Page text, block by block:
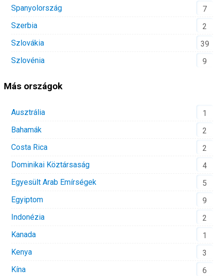
Spanyolország
7
Szerbia
2
Szlovákia
39
Szlovénia
9
Más országok
Ausztrália
1
Bahamák
2
Costa Rica
2
Dominikai Köztársaság
4
Egyesült Arab Emírségek
5
Egyiptom
9
Indonézia
2
Kanada
1
Kenya
3
Kína
6